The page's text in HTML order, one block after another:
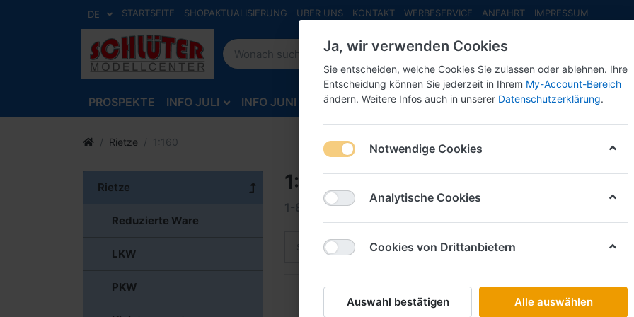
DE STARTSEITE SHOPAKTUALISIERUNG ÜBER UNS KONTAKT WERBESERVICE ANFAHRT IMPRESSUM
PROSPEKTE INFO JULI INFO JUNI INFO MAI NEU EINGETROFFEN NEUHEITEN
Rietze 1:160
Rietze
Reduzierte Ware
LKW
PKW
1:160
1-8 von8
Sortiere nach Name: A bis Z
RIETZE
Ja, wir verwenden Cookies
Sie entscheiden, welche Cookies Sie zulassen oder ablehnen. Ihre
Entscheidung können Sie jederzeit in Ihrem My-Account-Bereich
ändern. Weitere Infos auch in unserer Datenschutzerklärung.
Notwendige Cookies
Analytische Cookies
Cookies von Drittanbietern
Auswahl bestätigen Alle auswählen